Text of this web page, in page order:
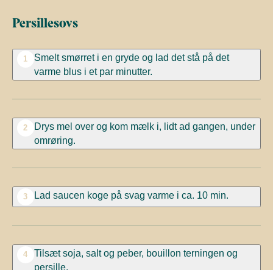
Persillesovs
1
Smelt smørret i en gryde og lad det stå på det
varme blus i et par minutter.
2
Drys mel over og kom mælk i, lidt ad gangen, under
omrøring.
3 Lad saucen koge på svag varme i ca. 10 min.
4
Tilsæt soja, salt og peber, bouillon terningen og
persille.